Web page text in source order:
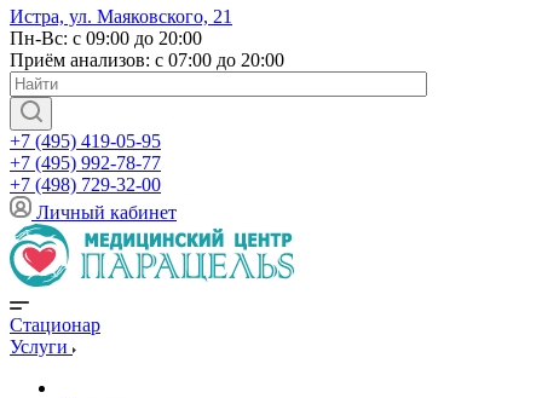
Истра, ул. Маяковского, 21
Пн-Вс: с 09:00 до 20:00
Приём анализов: с 07:00 до 20:00
+7 (495) 419-05-95
+7 (495) 992-78-77
+7 (498) 729-32-00
Личный кабинет
Стационар
Услуги